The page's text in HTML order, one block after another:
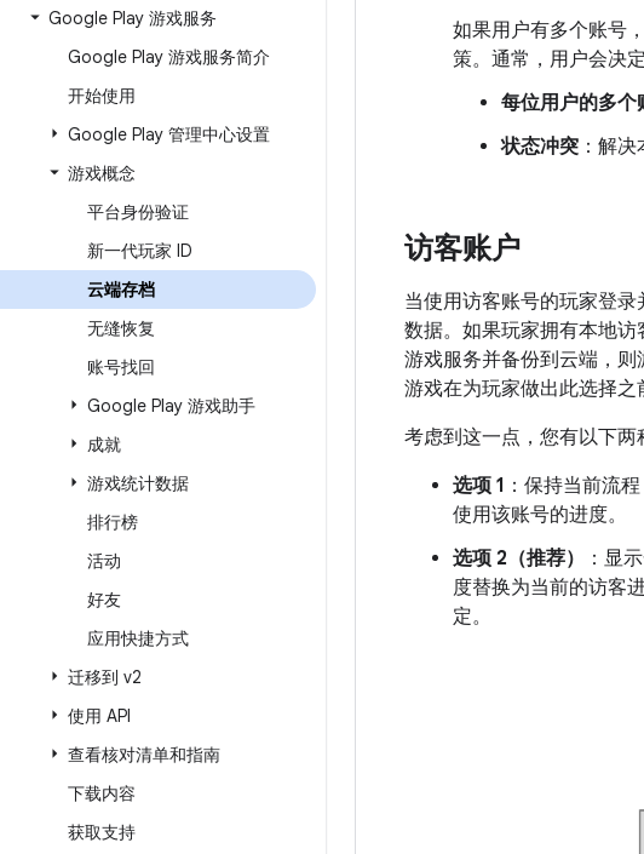
Google Play 游戏服务
Google Play 游戏服务简介
开始使用
Google Play 管理中心设置
游戏概念
平台身份验证
新一代玩家 ID
云端存档
无缝恢复
账号找回
Google Play 游戏助手
成就
游戏统计数据
排行榜
活动
好友
应用快捷方式
迁移到 v2
使用 API
查看核对清单和指南
下载内容
获取支持
如果用户有多个账号
策。通常，用户会决
每位用户的多个
状态冲突 ：解
访客账户
当使用访客账号的玩家登
数据。如果玩家拥有本地
游戏服务并备份到云端，
游戏在为玩家做出此选择之
考虑到这一点，您有以下两
选项 1 ：保持当前流
使用该账号的进度。
选项 2（推荐）
：显
度替换为当前的访客
定。